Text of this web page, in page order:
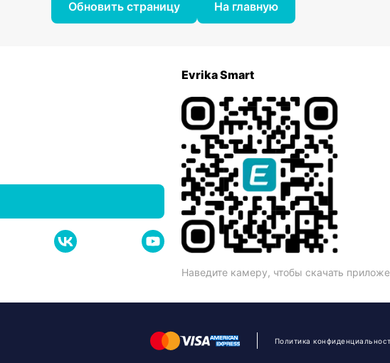
Обновить страницу На главную
Evrika Smart
Наведите камеру, чтобы скачать
Политика